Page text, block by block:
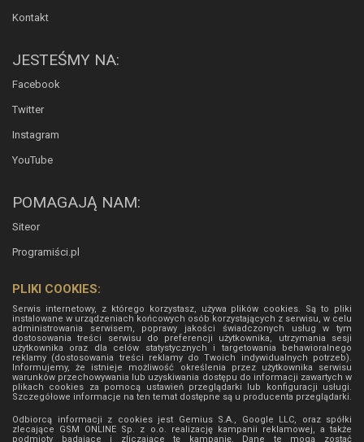
Kontakt
JESTEŚMY NA:
Facebook
Twitter
Instagram
YouTube
POMAGAJĄ NAM:
Siteor
Programiści.pl
PLIKI COOKIES:
Serwis internetowy, z którego korzystasz, używa plików cookies. Są to pliki
instalowane w urządzeniach końcowych osób korzystających z serwisu, w celu
administrowania serwisem, poprawy jakości świadczonych usług w tym
dostosowania treści serwisu do preferencji użytkownika, utrzymania sesji
użytkownika oraz dla celów statystycznych i targetowania behawioralnego
reklamy (dostosowania treści reklamy do Twoich indywidualnych potrzeb).
Informujemy, że istnieje możliwość określenia przez użytkownika serwisu
warunków przechowywania lub uzyskiwania dostępu do informacji zawartych w
plikach cookies za pomocą ustawień przeglądarki lub konfiguracji usługi.
Szczegółowe informacje na ten temat dostępne są u producenta przeglądarki.
Odbiorcą informacji z cookies jest Gemius S.A., Google LLC, oraz spółki
zlecające GSM ONLINE Sp. z o.o. realizację kampanii reklamowej, a także
podmioty badające i zliczające tę kampanię. Dane te mogą zostać